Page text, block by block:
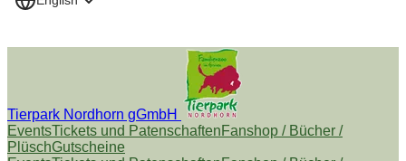
Tierpark Nordhorn gGmbH
EventsTickets und PatenschaftenFanshop / Bücher /
PlüschGutscheine